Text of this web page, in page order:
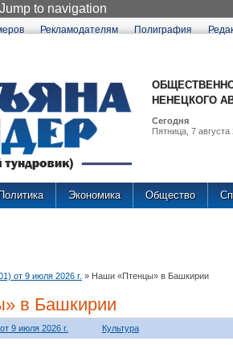
Jump to navigation
Рекламодателям Полиграфия
НЕНЕЦКОГО
Сегодня
Пятница, 7 августа
Политика Экономика Общество
от 9 июля 2026 г. » Наши «Птенцы» в Башкирии
в Башкирии
9 июля 2026 г. Культура